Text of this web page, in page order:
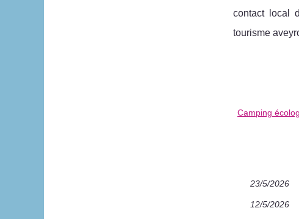
contact local
tourisme
Camping
23/5/2026
12/5/2026